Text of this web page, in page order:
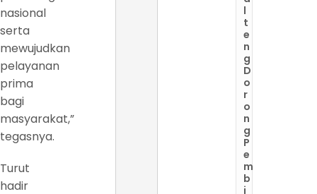
nasional
serta
mewujudkan
pelayanan
prima
bagi
masyarakat,”
tegasnya.
Turut
hadir
l
t
e
n
g
D
o
r
o
n
g
P
e
m
b
i